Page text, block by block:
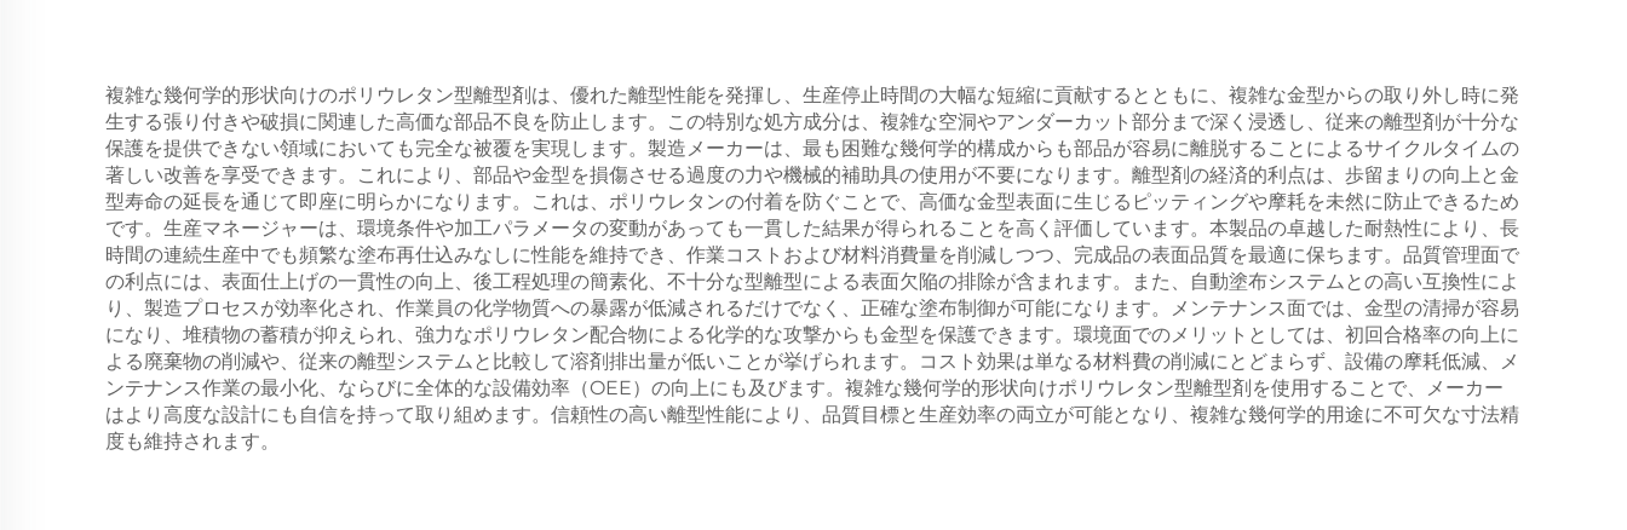
複雑な幾何学的形状向けのポリウレタン型離型剤は、優れた離型性能を発揮し、生産停止時間の大幅な短縮に貢献するとともに、複雑な金型からの取り外し時に発
生する張り付きや破損に関連した高価な部品不良を防止します。この特別な処方成分は、複雑な空洞やアンダーカット部分まで深く浸透し、従来の離型剤が十分な
保護を提供できない領域においても完全な被覆を実現します。製造メーカーは、最も困難な幾何学的構成からも部品が容易に離脱することによるサイクルタイムの
著しい改善を享受できます。これにより、部品や金型を損傷させる過度の力や機械的補助具の使用が不要になります。離型剤の経済的利点は、歩留まりの向上と金
型寿命の延長を通じて即座に明らかになります。これは、ポリウレタンの付着を防ぐことで、高価な金型表面に生じるピッティングや摩耗を未然に防止できるため
です。生産マネージャーは、環境条件や加工パラメータの変動があっても一貫した結果が得られることを高く評価しています。本製品の卓越した耐熱性により、長
時間の連続生産中でも頻繁な塗布再仕込みなしに性能を維持でき、作業コストおよび材料消費量を削減しつつ、完成品の表面品質を最適に保ちます。品質管理面で
の利点には、表面仕上げの一貫性の向上、後工程処理の簡素化、不十分な型離型による表面欠陥の排除が含まれます。また、自動塗布システムとの高い互換性によ
り、製造プロセスが効率化され、作業員の化学物質への暴露が低減されるだけでなく、正確な塗布制御が可能になります。メンテナンス面では、金型の清掃が容易
になり、堆積物の蓄積が抑えられ、強力なポリウレタン配合物による化学的な攻撃からも金型を保護できます。環境面でのメリットとしては、初回合格率の向上に
よる廃棄物の削減や、従来の離型システムと比較して溶剤排出量が低いことが挙げられます。コスト効果は単なる材料費の削減にとどまらず、設備の摩耗低減、メ
ンテナンス作業の最小化、ならびに全体的な設備効率（OEE）の向上にも及びます。複雑な幾何学的形状向けポリウレタン型離型剤を使用することで、メーカー
はより高度な設計にも自信を持って取り組めます。信頼性の高い離型性能により、品質目標と生産効率の両立が可能となり、複雑な幾何学的用途に不可欠な寸法精
度も維持されます。